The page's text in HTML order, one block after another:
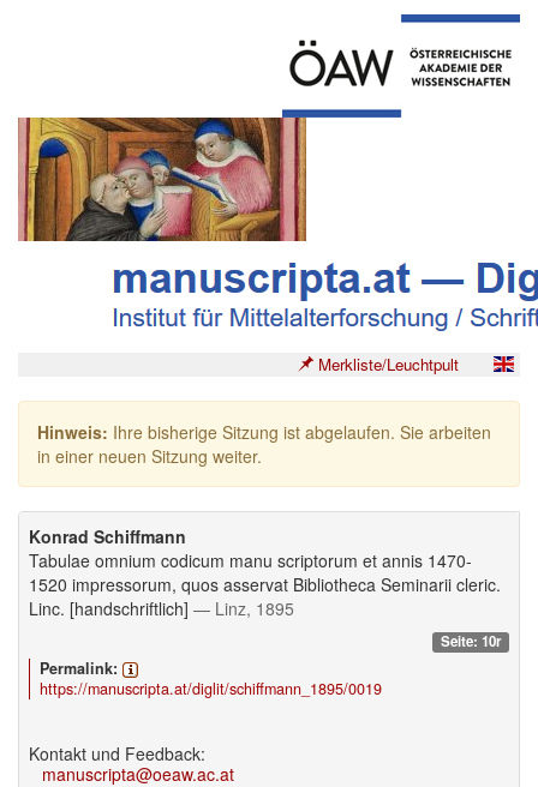
Merkliste/Leuchtpult
Hinweis: Ihre bisherige Sitzung ist abgelaufen. Sie arbeiten
in einer neuen Sitzung weiter.
Konrad Schiffmann
Tabulae omnium codicum manu scriptorum et annis 1470-
1520 impressorum, quos asservat Bibliotheca Seminarii cleric.
Linc. [handschriftlich] — Linz, 1895
Seite: 10r
Permalink:
https://manuscripta.at/diglit/schiffmann_1895/0019
Kontakt und Feedback:
manuscripta@oeaw.ac.at